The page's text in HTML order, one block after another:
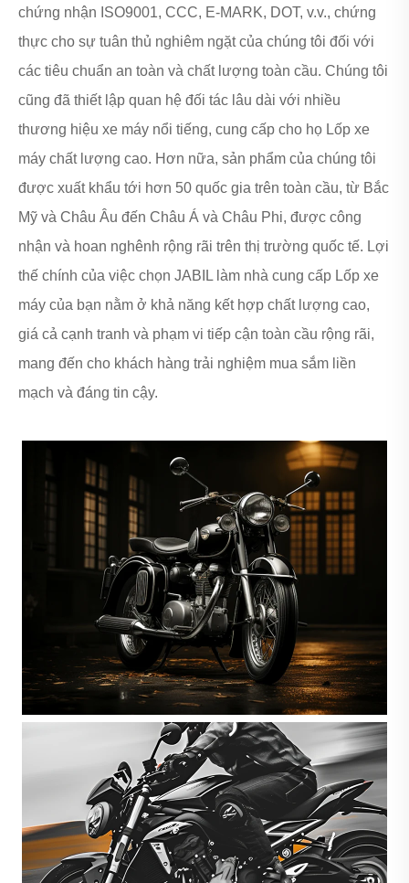
chứng nhận ISO9001, CCC, E-MARK, DOT, v.v., chứng
thực cho sự tuân thủ nghiêm ngặt của chúng tôi đối với
các tiêu chuẩn an toàn và chất lượng toàn cầu. Chúng tôi
cũng đã thiết lập quan hệ đối tác lâu dài với nhiều
thương hiệu xe máy nổi tiếng, cung cấp cho họ Lốp xe
máy chất lượng cao. Hơn nữa, sản phẩm của chúng tôi
được xuất khẩu tới hơn 50 quốc gia trên toàn cầu, từ Bắc
Mỹ và Châu Âu đến Châu Á và Châu Phi, được công
nhận và hoan nghênh rộng rãi trên thị trường quốc tế. Lợi
thế chính của việc chọn JABIL làm nhà cung cấp Lốp xe
máy của bạn nằm ở khả năng kết hợp chất lượng cao,
giá cả cạnh tranh và phạm vi tiếp cận toàn cầu rộng rãi,
mang đến cho khách hàng trải nghiệm mua sắm liền
mạch và đáng tin cậy.